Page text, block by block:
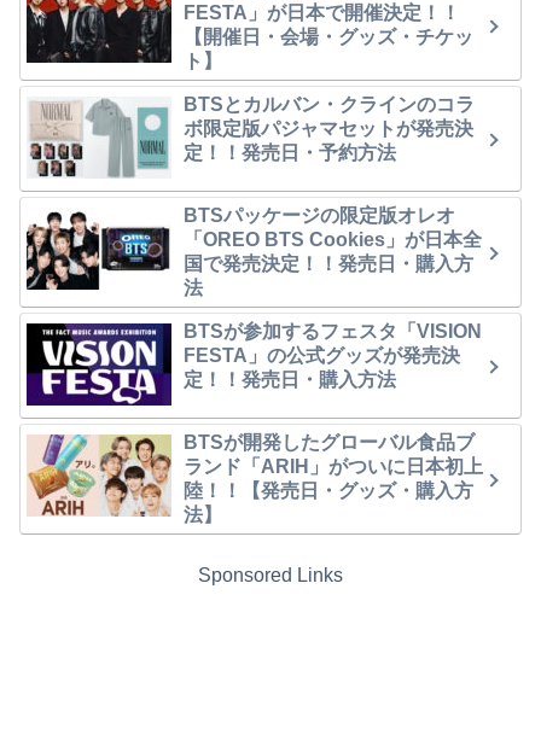
FESTA」が日本で開催決定！！
【開催日・会場・グッズ・チケッ
ト】
BTSとカルバン・クラインのコラ
ボ限定版パジャマセットが発売決
定！！発売日・予約方法
BTSパッケージの限定版オレオ
「OREO BTS Cookies」が日本全
国で発売決定！！発売日・購入方
法
BTSが参加するフェスタ「VISION
FESTA」の公式グッズが発売決
定！！発売日・購入方法
BTSが開発したグローバル食品ブ
ランド「ARIH」がついに日本初上
陸！！【発売日・グッズ・購入方
法】
Sponsored Links